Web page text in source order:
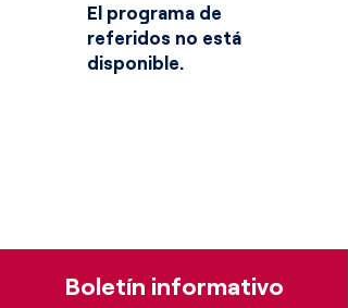
El programa de
referidos no está
disponible.
Boletín informativo